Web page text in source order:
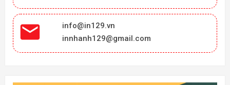

info@in129.vn
innhanh129@gmail.com